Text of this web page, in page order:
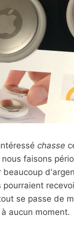
chasse
nous faisons
beaucoup
pourraient
se passe de
aucun moment.